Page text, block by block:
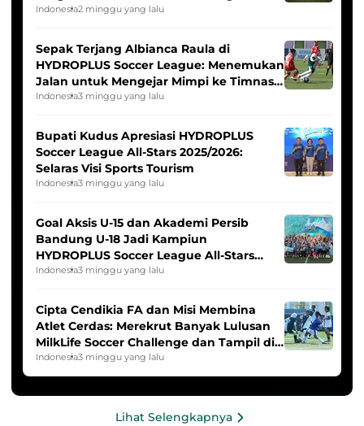
Seleksi Timnas Indonesia Putri
Indonesia2 minggu yang lalu
Sepak Terjang Albianca Raula di
HYDROPLUS Soccer League: Menemukan
Jalan untuk Mengejar Mimpi ke Timnas
Indonesia Putri
Indonesia3 minggu yang lalu
Bupati Kudus Apresiasi HYDROPLUS
Soccer League All-Stars 2025/2026:
Selaras Visi Sports Tourism
Indonesia3 minggu yang lalu
Goal Aksis U-15 dan Akademi Persib
Bandung U-18 Jadi Kampiun
HYDROPLUS Soccer League All-Stars
2025/2026
Indonesia3 minggu yang lalu
Cipta Cendikia FA dan Misi Membina
Atlet Cerdas: Merekrut Banyak Lulusan
MilkLife Soccer Challenge dan Tampil di
HYDROPLUS Soccer League
Indonesia3 minggu yang lalu
Lihat Selengkapnya